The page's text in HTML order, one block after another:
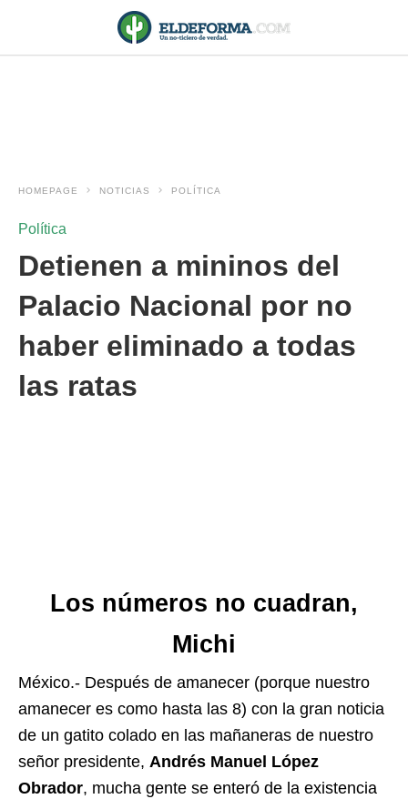
HOMEPAGE NOTICIAS POLÍTICA
Política
Detienen a mininos del
Palacio Nacional por no
haber eliminado a todas
las ratas
Los números no cuadran,
Michi
México.- Después de amanecer (porque nuestro
amanecer es como hasta las 8) con la gran noticia
de un gatito colado en las mañaneras de nuestro
señor presidente, Andrés Manuel López
Obrador, mucha gente se enteró de la existencia